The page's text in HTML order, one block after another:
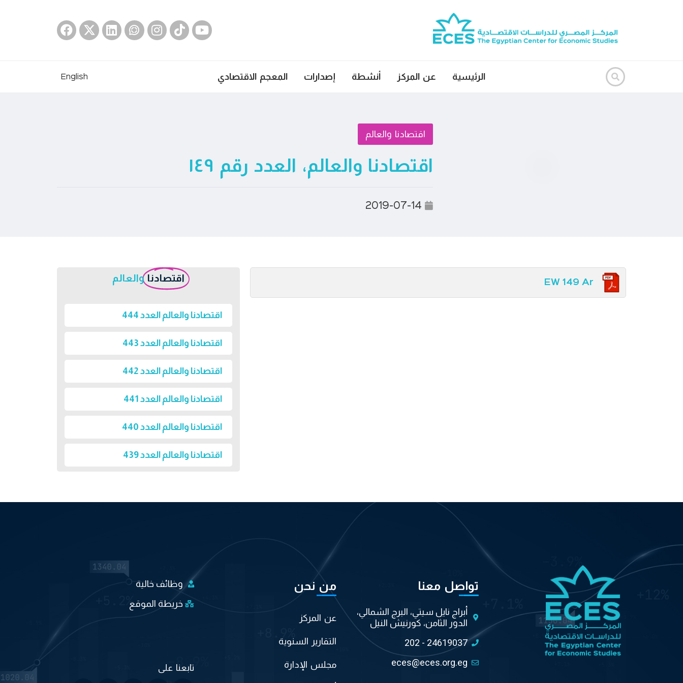
الرئيسية عن المركز أنشطة إصدارات المعجم الاقتصادي English
اقتصادنا والعالم
اقتصادنا والعالم، العدد رقم ١٤٩
2019-07-14
EW 149 Ar اقتصادنا والعالم
اقتصادنا والعالم العدد 444
اقتصادنا والعالم العدد 443
اقتصادنا والعالم العدد 442
اقتصادنا والعالم العدد 441
اقتصادنا والعالم العدد 440
اقتصادنا والعالم العدد 439
تواصل معنا
أبراج نايل سيتي، البرج الشمالي،
الدور الثامن، كورنيش النيل
202 - 24619037
eces@eces.org.eg
من نحن
عن المركز
التقارير السنوية
مجلس الإدارة
وظائف خالية
خريطة الموقع